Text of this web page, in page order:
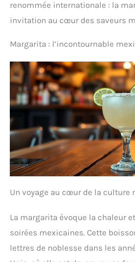
renommée internationale : la
invitation au cœur des saveurs
Margarita : l’incontournable
Un voyage au cœur de la culture
La margarita évoque la chaleur
soirées mexicaines. Cette
lettres de noblesse dans les